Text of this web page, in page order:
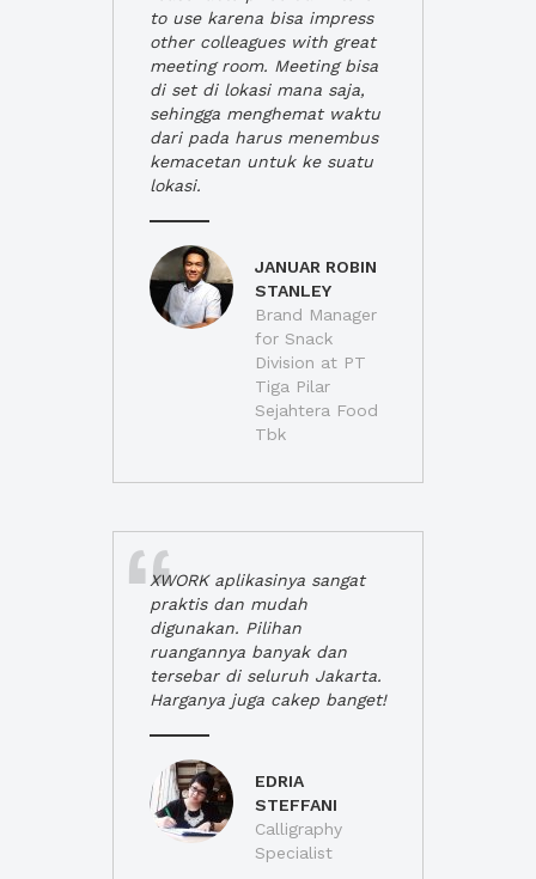
to use karena bisa impress
other colleagues with great
meeting room. Meeting bisa
di set di lokasi mana saja,
sehingga menghemat waktu
dari pada harus menembus
kemacetan untuk ke suatu
lokasi.
JANUAR ROBIN
STANLEY
Brand Manager
for Snack
Division at PT
Tiga Pilar
Sejahtera Food
Tbk
XWORK aplikasinya sangat
praktis dan mudah
digunakan. Pilihan
ruangannya banyak dan
tersebar di seluruh Jakarta.
Harganya juga cakep banget!
EDRIA
STEFFANI
Calligraphy
Specialist